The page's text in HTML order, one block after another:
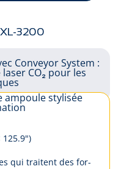
3200
125.9")
qui trai­tent des for­